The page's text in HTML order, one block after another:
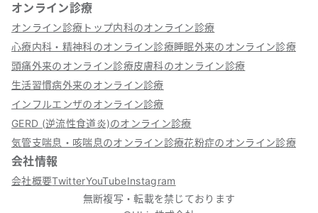
オンライン診療
オンライン診療トップ内科のオンライン診療
心療内科・精神科のオンライン診療睡眠外来のオンライン診療
頭痛外来のオンライン診療皮膚科のオンライン診療
生活習慣病外来のオンライン診療
インフルエンザのオンライン診療
GERD (逆流性食道炎)のオンライン診療
気管支喘息・咳喘息のオンライン診療花粉症のオンライン診療
会社情報
会社概要TwitterYouTubeInstagram
無断複写・転載を禁じております